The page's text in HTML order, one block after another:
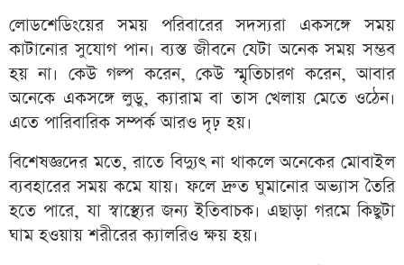
লোডশেডিংয়ের সময় পরিবারের সদস্যরা একসঙ্গে সময়
কাটানোর সুযোগ পান। ব্যস্ত জীবনে যেটা অনেক সময় সম্ভব
হয় না। কেউ গল্প করেন, কেউ স্মৃতিচারণ করেন, আবার
অনেকে একসঙ্গে লুডু, ক্যারাম বা তাস খেলায় মেতে ওঠেন।
এতে পারিবারিক সম্পর্ক আরও দৃঢ় হয়।
বিশেষজ্ঞদের মতে, রাতে বিদ্যুৎ না থাকলে অনেকের মোবাইল
ব্যবহারের সময় কমে যায়। ফলে দ্রুত ঘুমানোর অভ্যাস তৈরি
হতে পারে, যা স্বাস্থ্যের জন্য ইতিবাচক। এছাড়া গরমে কিছুটা
ঘাম হওয়ায় শরীরের ক্যালরিও ক্ষয় হয়।